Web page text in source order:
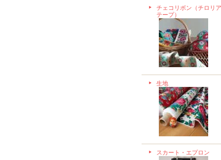
チェコリボン（チロリ
テープ）
生地
スカート・エプロン